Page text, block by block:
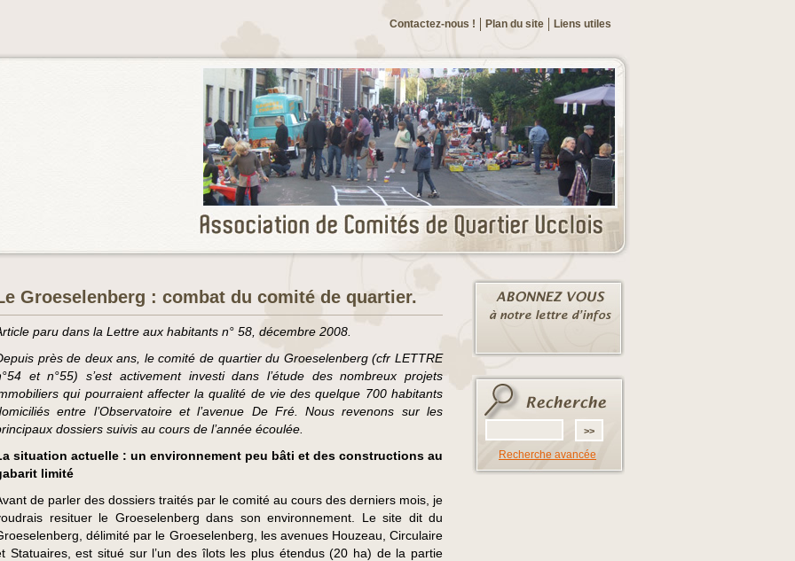
Liens utiles
Plan du site
Contactez-nous !
Groeselenberg : combat du comité de quartier.
paru dans la Lettre aux habitants n° 58, décembre 2008.
près de deux ans, le comité de quartier du Groeselenberg (cfr LETTRE
et n°55) s’est activement investi dans l’étude des nombreux projets
qui pourraient affecter la qualité de vie des quelque 700 habitants
entre l’Observatoire et l’avenue De Fré. Nous revenons sur les
dossiers suivis au cours de l’année écoulée.
situation actuelle : un environnement peu bâti et des constructions au
limité
de parler des dossiers traités par le comité au cours des derniers mois, je
resituer le Groeselenberg dans son environnement. Le site dit du
délimité par le Groeselenberg, les avenues Houzeau, Circulaire
Statuaires, est situé sur l’un des îlots les plus étendus (20 ha) de la partie
Recherche avancée